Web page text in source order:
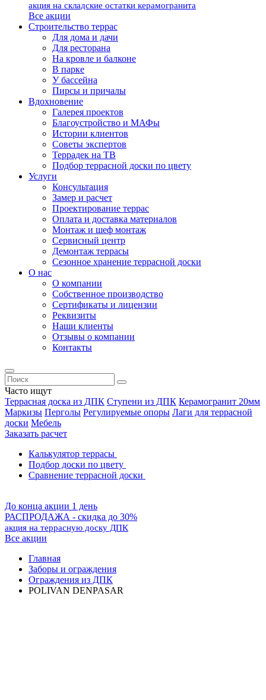
акция на складские остатки керамогранита
Все акции
Строительство террас
Для дома и дачи
Для ресторана
На кровле и балконе
В парке
У бассейна
Пирсы и причалы
Вдохновение
Галерея проектов
Благоустройство и МАФы
Истории клиентов
Советы экспертов
Террадек на ТВ
Подбор террасной доски по цвету
Услуги
Консультация
Замер и расчет
Проектирование террас
Оплата и доставка материалов
Монтаж и шеф монтаж
Сервисный центр
Демонтаж террасы
Сезонное хранение террасной доски
О нас
О компании
Собственное производство
Сертификаты и лицензии
Реквизиты
Наши клиенты
Отзывы о компании
Контакты
Часто ищут
Террасная доска из ДПК Ступени из ДПК Керамогранит 20мм
Маркизы Перголы Регулируемые опоры Лаги для террасной
доски Мебель
Заказать расчет
Калькулятор террасы
Подбор доски по цвету
Сравнение террасной доски
До конца акции 1 день
РАСПРОДАЖА - скидка до 30%
акция на террасную доску ДПК
Все акции
Главная
Заборы и ограждения
Ограждения из ДПК
POLIVAN DENPASAR